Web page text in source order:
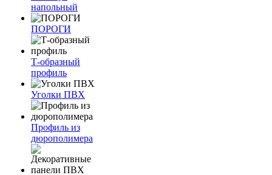
напольный
ПОРОГИ
Т-образный
профиль
Уголки ПВХ
Профиль из
дюрополимера